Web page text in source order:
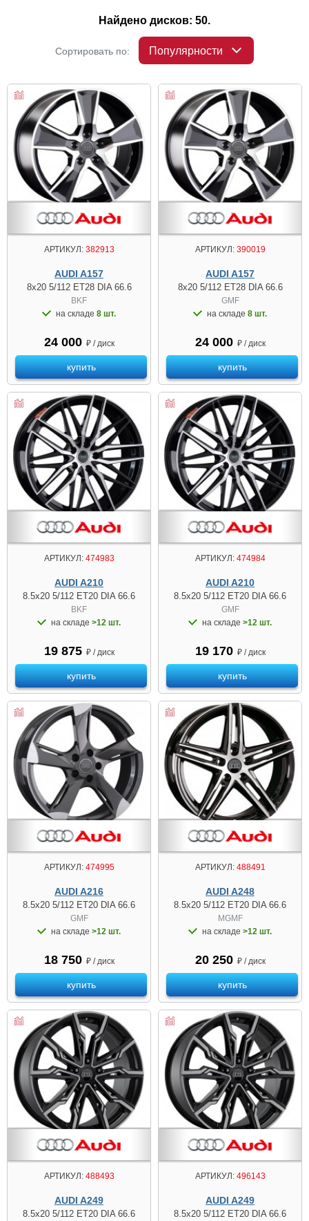
Найдено дисков: 50.
Сортировать по: Популярности
АРТИКУЛ:382913
AUDI A157
8x20 5/112 ET28 DIA 66.6
BKF
на складе 8 шт.
24 000 ₽ / диск
купить
АРТИКУЛ:390019
AUDI A157
8x20 5/112 ET28 DIA 66.6
GMF
на складе 8 шт.
24 000 ₽ / диск
купить
АРТИКУЛ:474983
AUDI A210
8.5x20 5/112 ET20 DIA 66.6
BKF
на складе >12 шт.
19 875 ₽ / диск
купить
АРТИКУЛ:474984
AUDI A210
8.5x20 5/112 ET20 DIA 66.6
GMF
на складе >12 шт.
19 170 ₽ / диск
купить
АРТИКУЛ:474995
AUDI A216
8.5x20 5/112 ET20 DIA 66.6
GMF
на складе >12 шт.
18 750 ₽ / диск
купить
АРТИКУЛ:488491
AUDI A248
8.5x20 5/112 ET20 DIA 66.6
MGMF
на складе >12 шт.
20 250 ₽ / диск
купить
АРТИКУЛ:488493
AUDI A249
8.5x20 5/112 ET20 DIA 66.6
АРТИКУЛ:496143
AUDI A249
8.5x20 5/112 ET20 DIA 66.6